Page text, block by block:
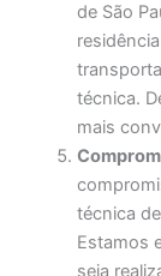
de São
técnica.
mais
técnica
Estamos
seja